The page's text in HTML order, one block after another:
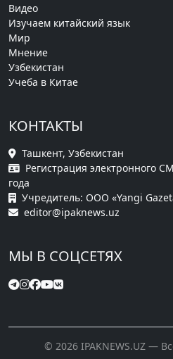
Видео
Изучаем китайский язык
Мир
Мнение
Узбекистан
Учеба в Китае
КОНТАКТЫ
Ташкент, Узбекистан
Регистрация электронного
года
Учредитель: ООО «Yangi
editor@ipaknews.uz
МЫ В СОЦСЕТЯХ
© 2026 IPAKNEWS.UZ —